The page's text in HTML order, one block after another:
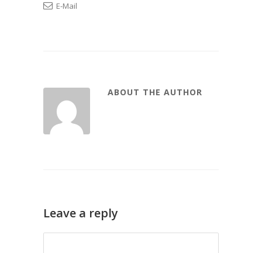
E-Mail
ABOUT THE AUTHOR
Leave a reply